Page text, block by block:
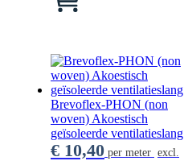
Deze
optie
kan
gekozen
worden
op
de
Brevoflex-PHON (non
woven) Akoestisch
geïsoleerde ventilatieslang
€ 10,40 per meter excl.